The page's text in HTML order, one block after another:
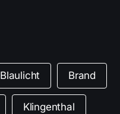
Blaulicht Brand
Klingenthal